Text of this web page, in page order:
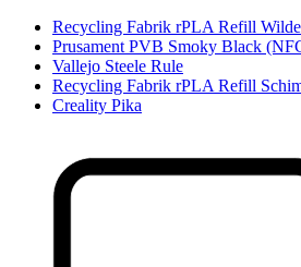
Recycling Fabrik rPLA Refill
Prusament PVB Smoky Black
Vallejo Steele Rule
Recycling Fabrik rPLA Refill
Creality Pika